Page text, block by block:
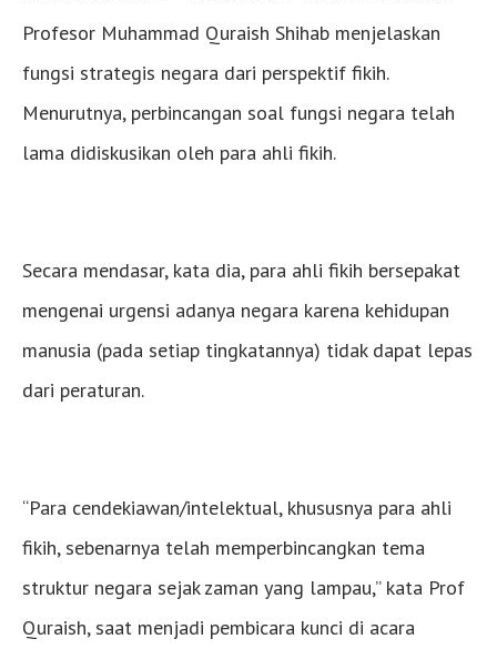
Profesor Muhammad Quraish Shihab menjelaskan
fungsi strategis negara dari perspektif fikih.
Menurutnya, perbincangan soal fungsi negara telah
lama didiskusikan oleh para ahli fikih.
Secara mendasar, kata dia, para ahli fikih bersepakat
mengenai urgensi adanya negara karena kehidupan
manusia (pada setiap tingkatannya) tidak dapat lepas
dari peraturan.
“Para cendekiawan/intelektual, khususnya para ahli
fikih, sebenarnya telah memperbincangkan tema
struktur negara sejak zaman yang lampau,” kata Prof
Quraish, saat menjadi pembicara kunci di acara